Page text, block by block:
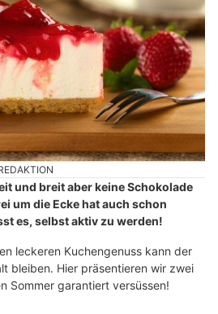
und breit aber keine Schokolade
um die Ecke hat auch schon
es, selbst aktiv zu werden!
leckeren Kuchengenuss kann der
bleiben. Hier präsentieren wir zwei
Sommer garantiert versüssen!